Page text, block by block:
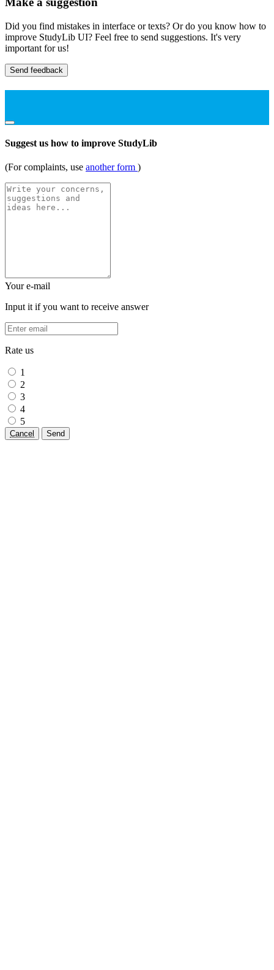
Did you find mistakes in interface or texts? Or do you know how to
improve StudyLib UI? Feel free to send suggestions. It's very
important for us!
Send feedback
Suggest us how to improve StudyLib
(For complaints, use another form )
Your e-mail
Input it if you want to receive answer
Rate us
1
2
3
4
5
Cancel Send